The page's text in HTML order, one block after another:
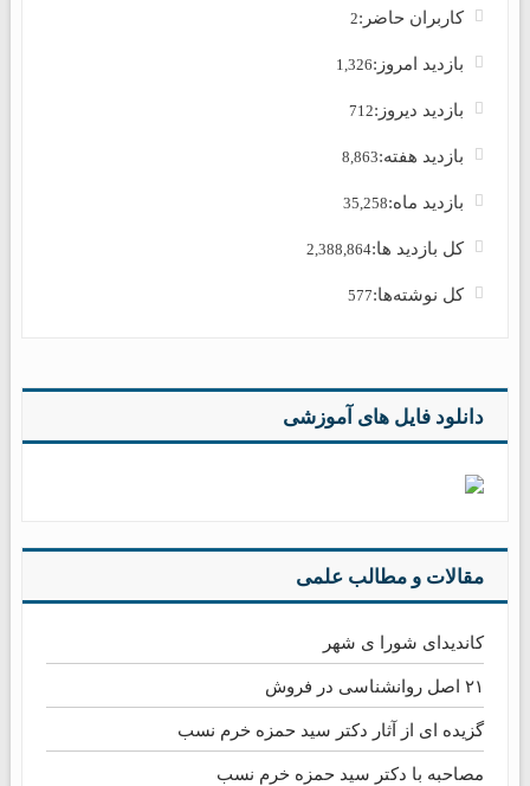
کاربران حاضر:2
بازدید امروز:1,326
بازدید دیروز:712
بازدید هفته:8,863
بازدید ماه:35,258
کل بازدید ها:2,388,864
کل نوشته‌ها:577
دانلود فایل های آموزشی
مقالات و مطالب علمی
کاندیدای شورا ی شهر
۲۱ اصل روانشناسی در فروش
گزیده ای از آثار دکتر سید حمزه خرم نسب
مصاحبه با دکتر سید حمزه خرم نسب